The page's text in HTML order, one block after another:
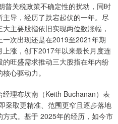
普关税政策不确定性的扰动，同时
导，经历了跌宕起伏的一年。尽
主要股指依旧实现两位数涨幅，
次出现还是在2019至2021年期
涨，创下2017年以来最长月度连
旺盛需求推动三大股指在年内纷
心驱动力。
理布坎南（Keith Buchanan）表
采取更精准、范围更窄且逐步落地
式。基于 2025年的经历，如今市